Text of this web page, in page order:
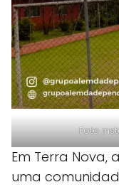
Foto
Em Terra Nova,
uma